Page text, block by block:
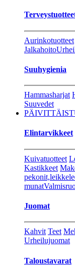
Aurinkotuotteet
Jalkahoito
Suuhygienia
Hammasharjat
Suuvedet
Elintarvikkeet
Kuivatuotteet
Kastikkeet
munat
Juomat
Kahvit Teet
Urheilujuomat
Taloustavarat